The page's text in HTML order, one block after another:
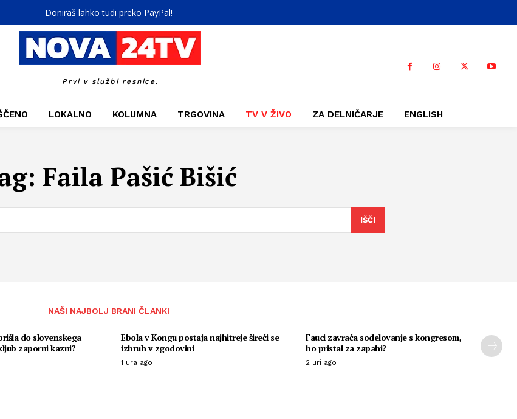
Doniraš lahko tudi preko PayPal!
Prvi v službi resnice.
LOKALNO KOLUMNA TRGOVINA TV V ŽIVO ZA DELNIČARJE ENGLISH
Faila Pašić Bišić
IŠČI
NAŠI NAJBOLJ BRANI ČLANKI
do slovenskega
zaporni kazni?
Ebola v Kongu postaja najhitreje šireči se
izbruh v zgodovini
1 ura ago
Fauci zavrača sodelovanje s kongresom,
bo pristal za zapahi?
2 uri ago